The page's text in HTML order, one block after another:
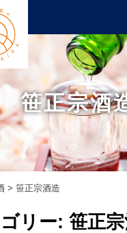
店舗案内
ご利用案内
送料
お問合せ
笹正宗酒
>笹正宗酒造
リー:笹正